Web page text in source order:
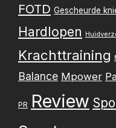
h
t
e
p
FOTD Gescheurde
Hardlopen
Krachttraining
Balance Mpower
PR Review